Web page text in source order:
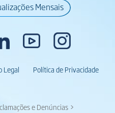
Mensais
Legal Política de Privacidade
e Denúncias >